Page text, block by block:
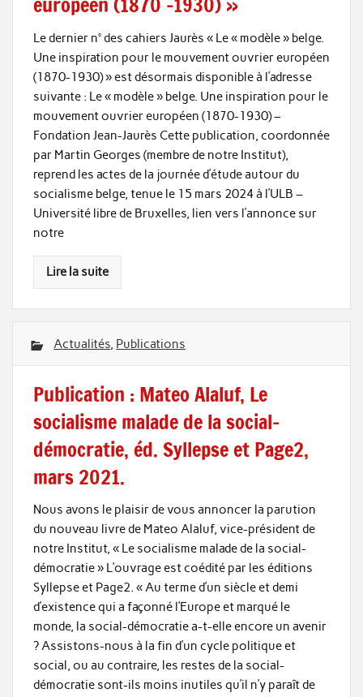
Le dernier n° des cahiers Jaurès « Le « modèle » belge.
Une inspiration pour le mouvement ouvrier européen
(1870-1930) » est désormais disponible à l’adresse
suivante : Le « modèle » belge. Une inspiration pour le
mouvement ouvrier européen (1870-1930) –
Fondation Jean-Jaurès Cette publication, coordonnée
par Martin Georges (membre de notre Institut),
reprend les actes de la journée d’étude autour du
socialisme belge, tenue le 15 mars 2024 à l’ULB –
Université libre de Bruxelles, lien vers l’annonce sur
notre
Lire la suite
Actualités Publications
Publication : Mateo Alaluf, Le
socialisme malade de la social-
démocratie, éd. Syllepse et Page2,
mars 2021.
Nous avons le plaisir de vous annoncer la parution
du nouveau livre de Mateo Alaluf, vice-président de
notre Institut, « Le socialisme malade de la social-
démocratie » L’ouvrage est coédité par les éditions
Syllepse et Page2. « Au terme d’un siècle et demi
d’existence qui a façonné l’Europe et marqué le
monde, la ­social-démocratie a-t-elle encore un avenir
? Assistons-nous à la fin d’un cycle politique et
social, ou au contraire, les restes de la social-
démocratie sont-ils moins inutiles qu’il n’y paraît de